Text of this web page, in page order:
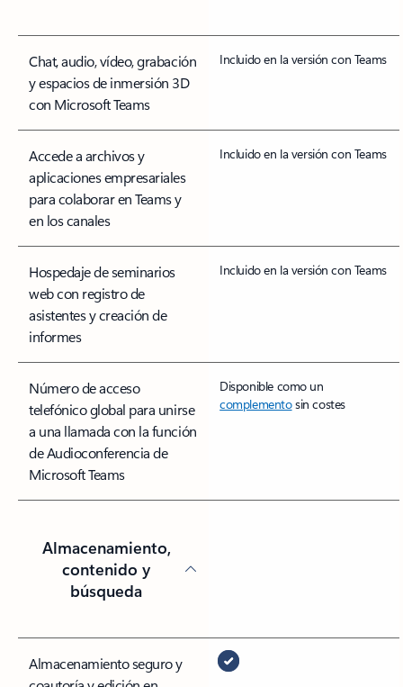
Chat, audio, vídeo, grabación
y espacios de inmersión 3D
con Microsoft Teams
Incluido en la versión con Teams
Accede a archivos y
aplicaciones empresariales
para colaborar en Teams y
en los canales
Incluido en la versión con Teams
Hospedaje de seminarios
web con registro de
asistentes y creación de
informes
Incluido en la versión con Teams
Número de acceso
telefónico global para unirse
a una llamada con la función
de Audioconferencia de
Microsoft Teams
Disponible como un
complementosin costes
Almacenamiento,
contenido y
búsqueda
Almacenamiento seguro y